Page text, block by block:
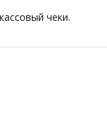
чеки.